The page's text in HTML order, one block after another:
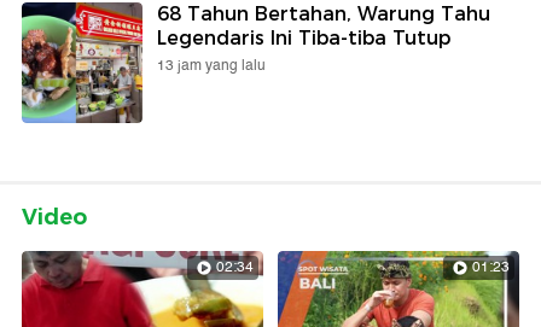
68 Tahun Bertahan, Warung Tahu
Legendaris Ini Tiba-tiba Tutup
13 jam yang lalu
Video
02:34 01:23